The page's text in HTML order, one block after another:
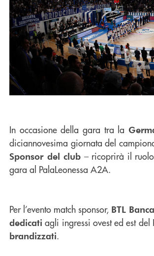
In occasione della gara tra la
diciannovesima giornata del
Sponsor del club – ricoprirà il
gara al PalaLeonessa A2A.
Per l’evento match sponsor, BTL
dedicati agli ingressi ovest ed est
brandizzati.